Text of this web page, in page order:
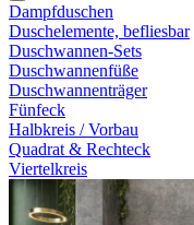
Dampfduschen
Duschelemente, befliesbar
Duschwannen-Sets
Duschwannenfüße
Duschwannenträger
Fünfeck
Halbkreis / Vorbau
Quadrat & Rechteck
Viertelkreis